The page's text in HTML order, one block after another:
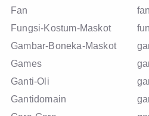
Fan
fan
Fungsi-Kostum-Maskot
Gambar-Boneka-Maskot
Games
Ganti-Oli
Gantidomain